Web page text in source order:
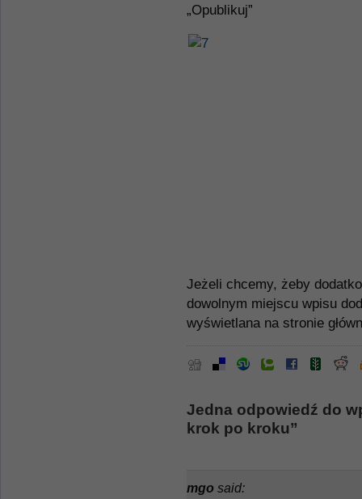
„Opublikuj”
Jeżeli chcemy, żeby
dowolnym miejscu wpisu
wyświetlana na stronie
Jedna odpowiedź do
krok po kroku”
mgo said: